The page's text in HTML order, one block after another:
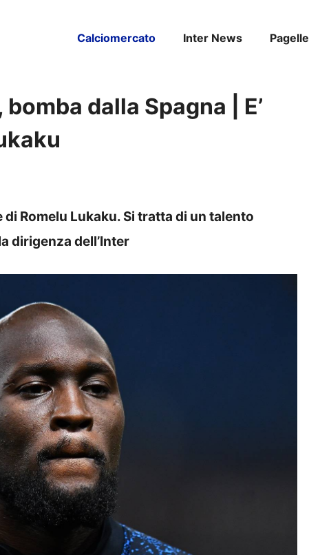
Calciomercato Inter News Pagelle
dalla Spagna | E’
di Romelu Lukaku. Si tratta di un talento
dirigenza dell’Inter